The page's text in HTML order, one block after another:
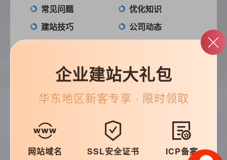
常见问题
优化知识
建站技巧
公司动态
搜索
企业建站大礼包
华东地区新客专享 · 限时领取
网站域名 SSL安全证书 ICP备案